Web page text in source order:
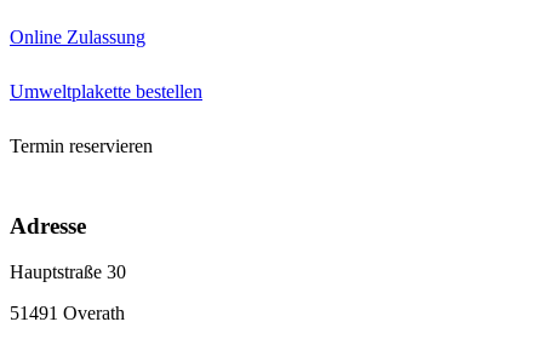
Online Zulassung
Umweltplakette bestellen
Termin reservieren
Adresse
Hauptstraße 30
51491 Overath